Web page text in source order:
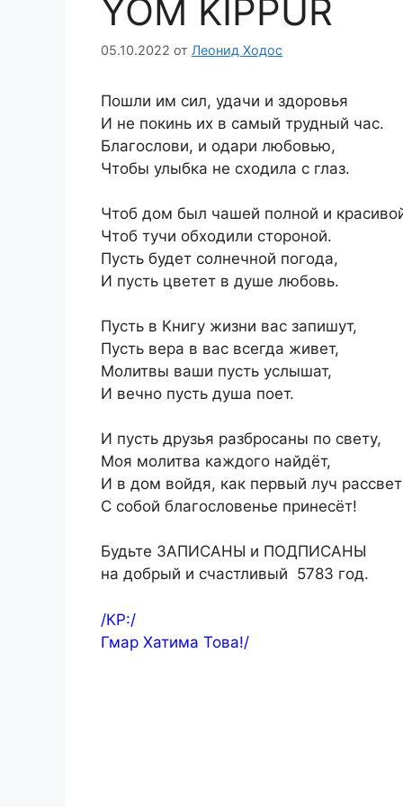
YOM KIPPUR
05.10.2022 от Леонид Ходос
Пошли им сил, удачи и здоровья
И не покинь их в самый трудный час.
Благослови, и одари любовью,
Чтобы улыбка не сходила с глаз.
Чтоб дом был чашей полной и
Чтоб тучи обходили стороной.
Пусть будет солнечной погода,
И пусть цветет в душе любовь.
Пусть в Книгу жизни вас запишут,
Пусть вера в вас всегда живет,
Молитвы ваши пусть услышат,
И вечно пусть душа поет.
И пусть друзья разбросаны по свету,
Моя молитва каждого найдёт,
И в дом войдя, как первый луч
С собой благословенье принесёт!
Будьте ЗАПИСАНЫ и ПОДПИСАНЫ
на добрый и счастливый 5783 год.
/КР:/
Гмар Хатима Това!/